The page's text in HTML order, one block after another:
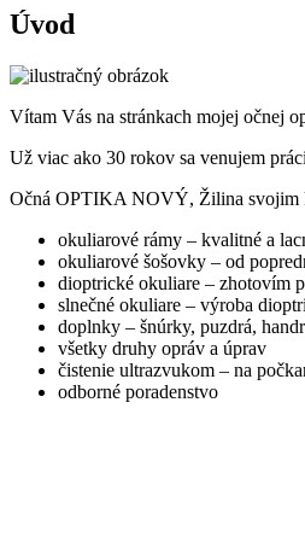
Úvod
Vítam Vás na stránkach mojej očnej
Už viac ako 30 rokov sa venujem
Očná OPTIKA NOVÝ, Žilina svojim
okuliarové rámy – kvalitné a
okuliarové šošovky – od
dioptrické okuliare – zhotovím
slnečné okuliare – výroba
doplnky – šnúrky, puzdrá,
všetky druhy opráv a úprav
čistenie ultrazvukom – na
odborné poradenstvo